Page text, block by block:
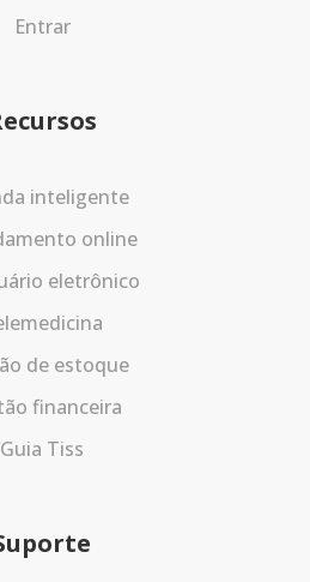
Entrar
inteligente
online
eletrônico
de estoque
financeira
Guia Tiss